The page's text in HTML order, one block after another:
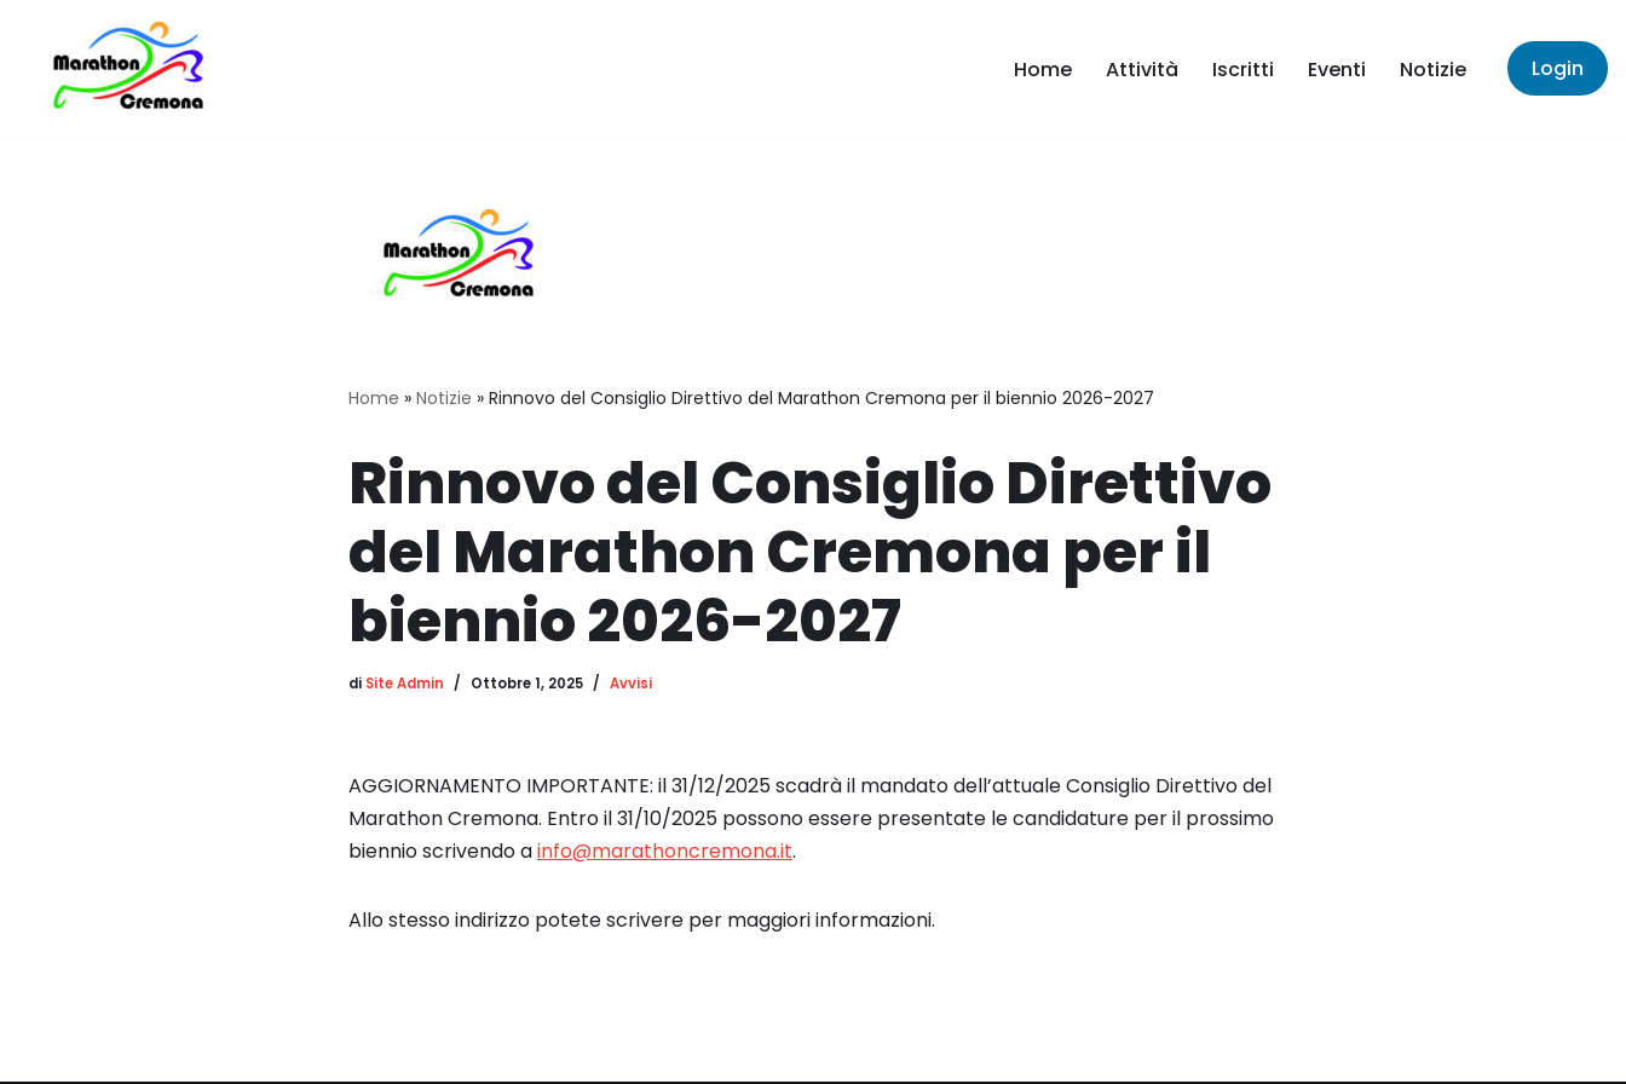
Home Attività Iscritti Eventi Notizie Login
Home » Notizie » Rinnovo del Consiglio Direttivo del Marathon Cremona per il biennio 2026-2027
Rinnovo del Consiglio Direttivo
del Marathon Cremona per il
biennio 2026-2027
di Site Admin Ottobre 1, 2025 Avvisi
AGGIORNAMENTO IMPORTANTE: il 31/12/2025 scadrà il mandato dell’attuale Consiglio Direttivo del
Marathon Cremona. Entro il 31/10/2025 possono essere presentate le candidature per il prossimo
biennio scrivendo ainfo@marathoncremona.it.
Allo stesso indirizzo potete scrivere per maggiori informazioni.